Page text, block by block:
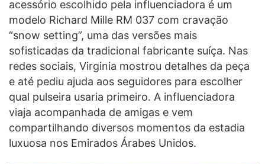
acessório escolhido pela influenciadora é um
modelo Richard Mille RM 037 com cravação
“snow setting”, uma das versões mais
sofisticadas da tradicional fabricante suíça. Nas
redes sociais, Virginia mostrou detalhes da peça
e até pediu ajuda aos seguidores para escolher
qual pulseira usaria primeiro. A influenciadora
viaja acompanhada de amigas e vem
compartilhando diversos momentos da estadia
luxuosa nos Emirados Árabes Unidos.